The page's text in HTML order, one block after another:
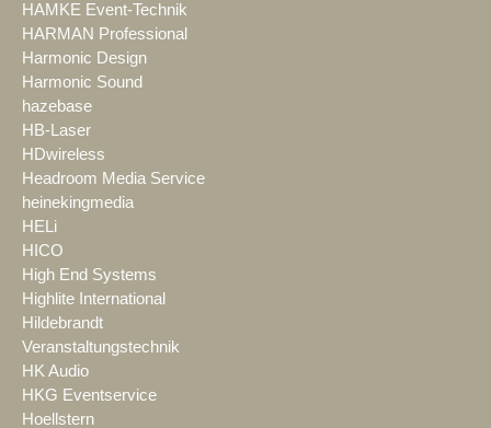
HAMKE Event-Technik
HARMAN Professional
Harmonic Design
Harmonic Sound
hazebase
HB-Laser
HDwireless
Headroom Media Service
heinekingmedia
HELi
HICO
High End Systems
Highlite International
Hildebrandt
Veranstaltungstechnik
HK Audio
HKG Eventservice
Hoellstern